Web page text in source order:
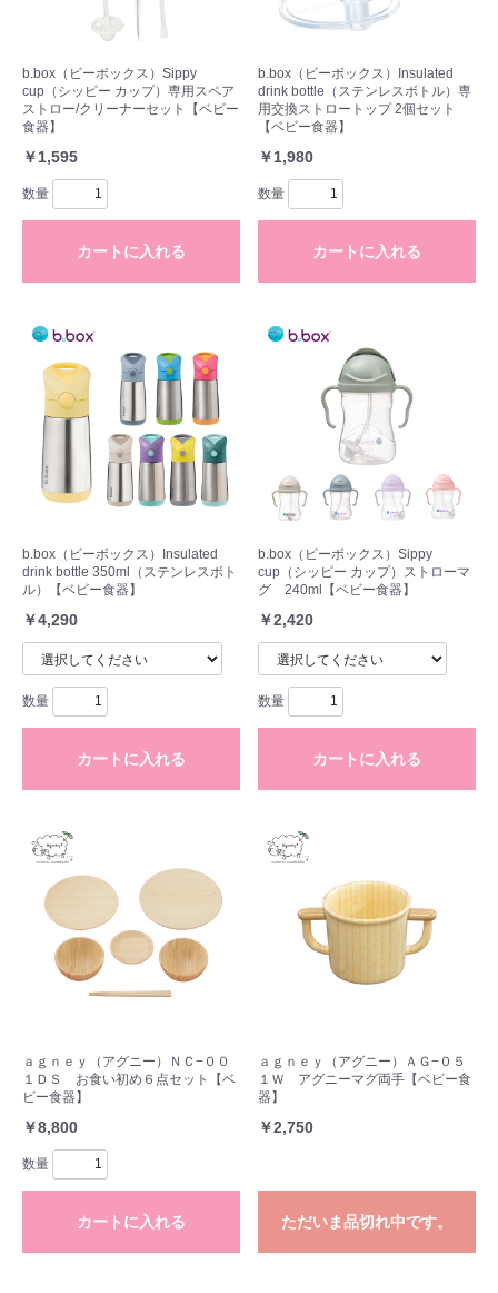
b.box（ビーボックス）Sippy
cup（シッピー カップ）専用スペア
ストロー/クリーナーセット【ベビー
食器】
￥1,595
数量
カートに入れる
b.box（ビーボックス）Insulated
drink bottle（ステンレスボトル）専
用交換ストロートップ 2個セット
【ベビー食器】
￥1,980
数量
カートに入れる
b.box（ビーボックス）Insulated
drink bottle 350ml（ステンレスボト
ル）【ベビー食器】
￥4,290
数量
カートに入れる
b.box（ビーボックス）Sippy
cup（シッピー カップ）ストローマ
グ 240ml【ベビー食器】
￥2,420
数量
カートに入れる
ａｇｎｅｙ（アグニー）ＮＣ−００
１ＤＳ お食い初め６点セット【ベ
ビー食器】
￥8,800
数量
カートに入れる
ａｇｎｅｙ（アグニー）ＡＧ−０５
１Ｗ アグニーマグ両手【ベビー食
器】
￥2,750
ただいま品切れ中です。
お買い物を続ける カートへ進む